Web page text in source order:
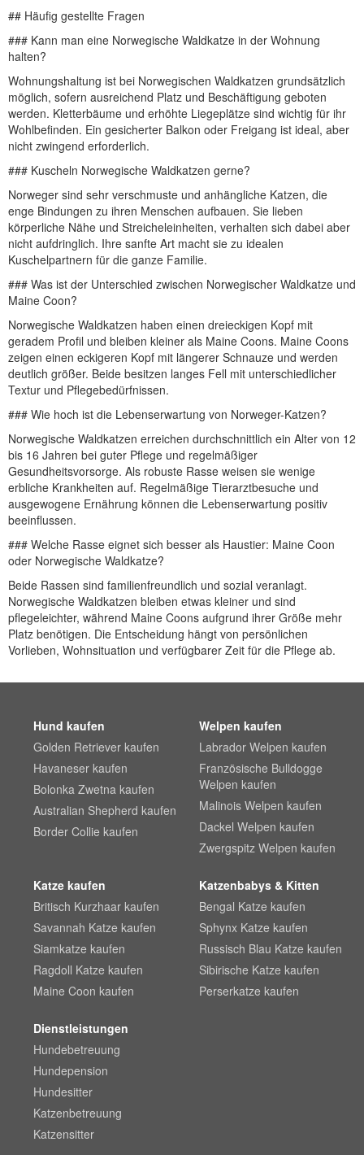
## Häufig gestellte Fragen
### Kann man eine Norwegische Waldkatze in der Wohnung
halten?
Wohnungshaltung ist bei Norwegischen Waldkatzen grundsätzlich
möglich, sofern ausreichend Platz und Beschäftigung geboten
werden. Kletterbäume und erhöhte Liegeplätze sind wichtig für ihr
Wohlbefinden. Ein gesicherter Balkon oder Freigang ist ideal, aber
nicht zwingend erforderlich.
### Kuscheln Norwegische Waldkatzen gerne?
Norweger sind sehr verschmuste und anhängliche Katzen, die
enge Bindungen zu ihren Menschen aufbauen. Sie lieben
körperliche Nähe und Streicheleinheiten, verhalten sich dabei aber
nicht aufdringlich. Ihre sanfte Art macht sie zu idealen
Kuschelpartnern für die ganze Familie.
### Was ist der Unterschied zwischen Norwegischer Waldkatze und
Maine Coon?
Norwegische Waldkatzen haben einen dreieckigen Kopf mit
geradem Profil und bleiben kleiner als Maine Coons. Maine Coons
zeigen einen eckigeren Kopf mit längerer Schnauze und werden
deutlich größer. Beide besitzen langes Fell mit unterschiedlicher
Textur und Pflegebedürfnissen.
### Wie hoch ist die Lebenserwartung von Norweger-Katzen?
Norwegische Waldkatzen erreichen durchschnittlich ein Alter von 12
bis 16 Jahren bei guter Pflege und regelmäßiger
Gesundheitsvorsorge. Als robuste Rasse weisen sie wenige
erbliche Krankheiten auf. Regelmäßige Tierarztbesuche und
ausgewogene Ernährung können die Lebenserwartung positiv
beeinflussen.
### Welche Rasse eignet sich besser als Haustier: Maine Coon
oder Norwegische Waldkatze?
Beide Rassen sind familienfreundlich und sozial veranlagt.
Norwegische Waldkatzen bleiben etwas kleiner und sind
pflegeleichter, während Maine Coons aufgrund ihrer Größe mehr
Platz benötigen. Die Entscheidung hängt von persönlichen
Vorlieben, Wohnsituation und verfügbarer Zeit für die Pflege ab.
Hund kaufen
Golden Retriever kaufen
Havaneser kaufen
Bolonka Zwetna kaufen
Australian Shepherd kaufen
Border Collie kaufen
Welpen kaufen
Labrador Welpen kaufen
Französische Bulldogge
Welpen kaufen
Malinois Welpen kaufen
Dackel Welpen kaufen
Zwergspitz Welpen kaufen
Katze kaufen
Britisch Kurzhaar kaufen
Savannah Katze kaufen
Siamkatze kaufen
Ragdoll Katze kaufen
Maine Coon kaufen
Katzenbabys & Kitten
Bengal Katze kaufen
Sphynx Katze kaufen
Russisch Blau Katze kaufen
Sibirische Katze kaufen
Perserkatze kaufen
Dienstleistungen
Hundebetreuung
Hundepension
Hundesitter
Katzenbetreuung
Katzensitter